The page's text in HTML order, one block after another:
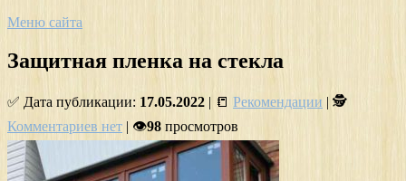
Меню сайта
Защитная пленка на стекла
✅ Дата публикации: 17.05.2022 | 📒 Рекомендации | 🕵
Комментариев нет | 👁98 просмотров